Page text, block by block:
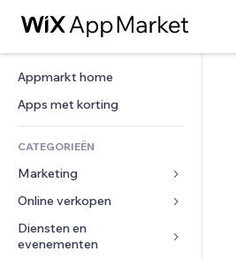
Appmarkt home
Apps met korting
CATEGORIEËN
Marketing
Advertenties
Mobiel
Analytics
Online verkopen
Apps voor webshops
Verzending en levering
Diensten en
evenementen